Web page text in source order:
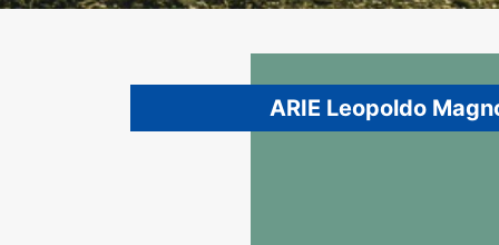
ARIE Leopoldo